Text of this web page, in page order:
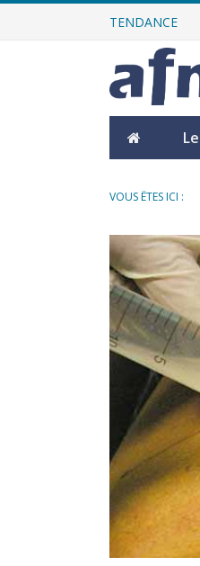
TENDANCE
VOUS ÊTES ICI :